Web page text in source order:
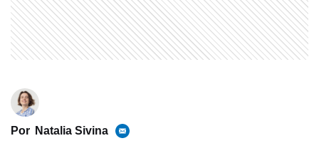
Por Natalia Sivina
COMUNIDAD EDUCATIVA
Crianza 2.0: la literatura infantil y
cómo fomentarla en las casas y
escuelas
colores